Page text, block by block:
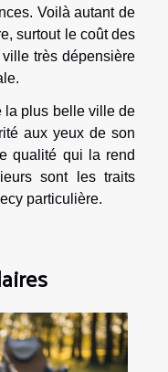
Voilà autant de
surtout le coût des
très dépensière
la plus belle ville de
aux yeux de son
qualité qui la rend
sont les traits
particulière.